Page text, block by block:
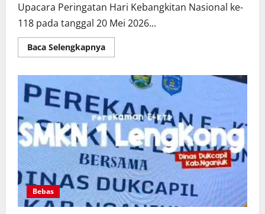
Upacara Peringatan Hari Kebangkitan Nasional ke-
118 pada tanggal 20 Mei 2026...
Baca SelengkapnyaRead
more
Kebangkitan
Nasional
ke-
118
di
SMKN
1
Lengkong
Berlangsung
Khidmat
Bebas